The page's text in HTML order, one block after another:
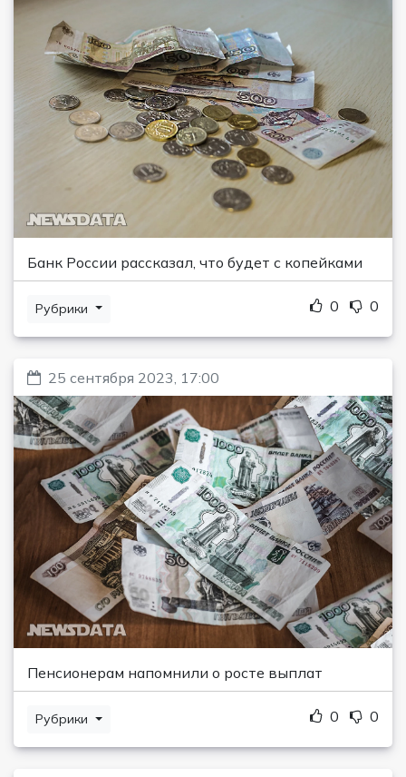
Банк России рассказал, что будет с копейками
Рубрики 0 0
25 сентября 2023, 17:00
Пенсионерам напомнили о росте выплат
Рубрики 0 0